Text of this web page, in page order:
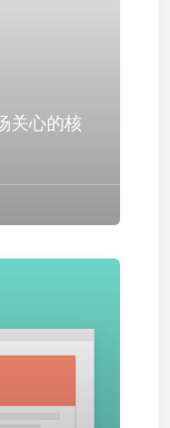
关心的核